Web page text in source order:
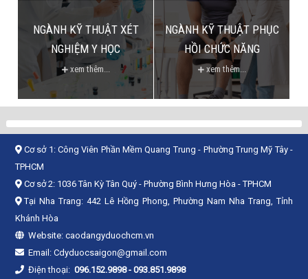
NGÀNH KỸ THUẬT XÉT
NGHIỆM Y HỌC
xem thêm...
NGÀNH KỸ THUẬT PHỤC
HỒI CHỨC NĂNG
xem thêm...
Cơ sở 1: Công Viên Phần Mềm Quang Trung - Phường Trung Mỹ Tây -
TPHCM
Cơ sở 2: 1036 Tân Kỳ Tân Quý - Phường Bình Hưng Hòa - TPHCM
Tại Nha Trang: 442 Lê Hồng Phong, Phường Nam Nha Trang, Tỉnh
Khánh Hòa
Website: caodangyduochcm.vn
Email: Cdyduocsaigon@gmail.com
Điện thoại: 096.152.9898- 093.851.9898